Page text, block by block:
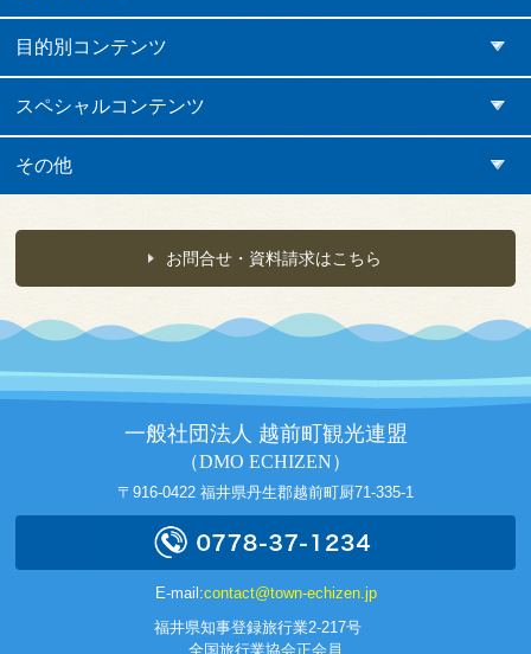
目的別コンテンツ
スペシャルコンテンツ
その他
お問合せ・資料請求はこちら
一般社団法人 越前町観光連盟
（DMO ECHIZEN）
〒916-0422 福井県丹生郡越前町厨71-335-1
E-mail:contact@town-echizen.jp
福井県知事登録旅行業2-217号
全国旅行業協会正会員